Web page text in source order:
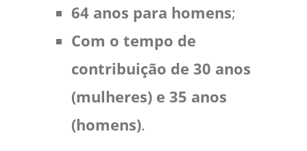
64 anos para homens;
Com o tempo de
contribuição de 30 anos
(mulheres) e 35 anos
(homens).